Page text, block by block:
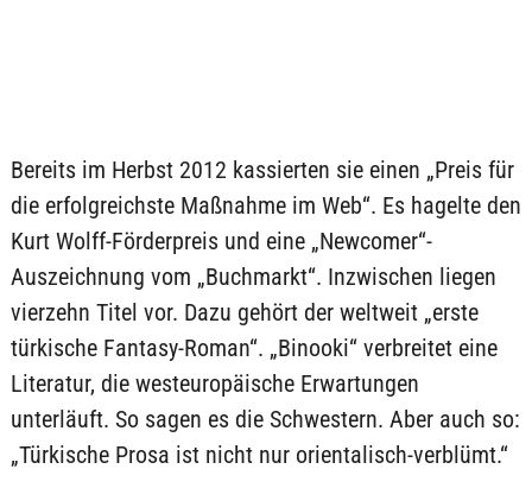
Bereits im Herbst 2012 kassierten sie einen „Preis für
die erfolgreichste Maßnahme im Web“. Es hagelte den
Kurt Wolff-Förderpreis und eine „Newcomer“-
Auszeichnung vom „Buchmarkt“. Inzwischen liegen
vierzehn Titel vor. Dazu gehört der weltweit „erste
türkische Fantasy-Roman“. „Binooki“ verbreitet eine
Literatur, die westeuropäische Erwartungen
unterläuft. So sagen es die Schwestern. Aber auch so:
„Türkische Prosa ist nicht nur orientalisch-verblümt.“